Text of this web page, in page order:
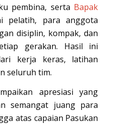
pembina, serta Bapak
pelatih, para anggota
disiplin, kompak, dan
gerakan. Hasil ini
kerja keras, latihan
seluruh tim.
apresiasi yang
semangat juang para
atas capaian Pasukan